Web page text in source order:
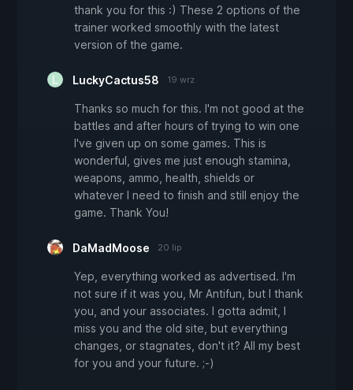
thank you for this :) These 2 options of the
trainer worked smoothly with the latest
version of the game.
LuckyCactus58 19 wrz
Thanks so much for this. I'm not good at the
battles and after hours of trying to win one
I've given up on some games. This is
wonderful, gives me just enough stamina,
weapons, ammo, health, shields or
whatever I need to finish and still enjoy the
game. Thank You!
DaMadMoose 20 lip
Yep, everything worked as advertised. I'm
not sure if it was you, Mr Antifun, but I thank
you, and your associates. I gotta admit, I
miss you and the old site, but everything
changes, or stagnates, don't it? All my best
for you and your future. ;-)